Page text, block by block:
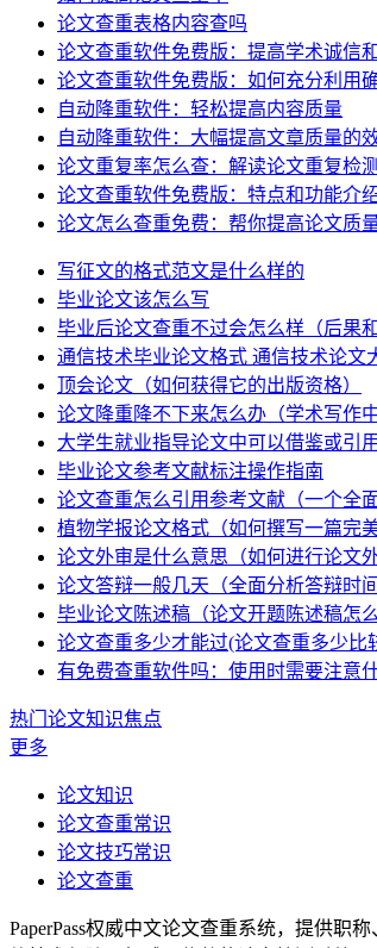
论文查重表格内容查吗
论文查重软件免费版：提高学术诚信
论文查重软件免费版：如何充分利用
自动降重软件：轻松提高内容质量
自动降重软件：大幅提高文章质量的
论文重复率怎么查：解读论文重复检
论文查重软件免费版：特点和功能介
论文怎么查重免费：帮你提高论文质
写征文的格式范文是什么样的
毕业论文该怎么写
毕业后论文查重不过会怎么样（后果
通信技术毕业论文格式 通信技术论文
顶会论文（如何获得它的出版资格）
论文降重降不下来怎么办（学术写作
大学生就业指导论文中可以借鉴或引
毕业论文参考文献标注操作指南
论文查重怎么引用参考文献（一个全
植物学报论文格式（如何撰写一篇完
论文外审是什么意思（如何进行论文外
论文答辩一般几天（全面分析答辩时
毕业论文陈述稿（论文开题陈述稿怎么
论文查重多少才能过(论文查重多少比
有免费查重软件吗：使用时需要注意
热门论文知识焦点
更多
论文知识
论文查重常识
论文技巧常识
论文查重
PaperPass权威中文论文查重系统，提供职